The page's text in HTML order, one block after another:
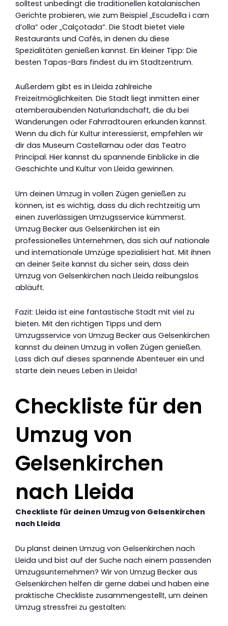
solltest unbedingt die traditionellen katalanischen
Gerichte probieren, wie zum Beispiel „Escudella i carn
d’olla“ oder „Calçotada“. Die Stadt bietet viele
Restaurants und Cafés, in denen du diese
Spezialitäten genießen kannst. Ein kleiner Tipp: Die
besten Tapas-Bars findest du im Stadtzentrum.
Außerdem gibt es in Lleida zahlreiche
Freizeitmöglichkeiten. Die Stadt liegt inmitten einer
atemberaubenden Naturlandschaft, die du bei
Wanderungen oder Fahrradtouren erkunden kannst.
Wenn du dich für Kultur interessierst, empfehlen wir
dir das Museum Castellarnau oder das Teatro
Principal. Hier kannst du spannende Einblicke in die
Geschichte und Kultur von Lleida gewinnen.
Um deinen Umzug in vollen Zügen genießen zu
können, ist es wichtig, dass du dich rechtzeitig um
einen zuverlässigen Umzugsservice kümmerst.
Umzug Becker aus Gelsenkirchen ist ein
professionelles Unternehmen, das sich auf nationale
und internationale Umzüge spezialisiert hat. Mit ihnen
an deiner Seite kannst du sicher sein, dass dein
Umzug von Gelsenkirchen nach Lleida reibungslos
abläuft.
Fazit: Lleida ist eine fantastische Stadt mit viel zu
bieten. Mit den richtigen Tipps und dem
Umzugsservice von Umzug Becker aus Gelsenkirchen
kannst du deinen Umzug in vollen Zügen genießen.
Lass dich auf dieses spannende Abenteuer ein und
starte dein neues Leben in Lleida!
Checkliste für den
Umzug von
Gelsenkirchen
nach Lleida
Checkliste für deinen Umzug von Gelsenkirchen
nach Lleida
Du planst deinen Umzug von Gelsenkirchen nach
Lleida und bist auf der Suche nach einem passenden
Umzugsunternehmen? Wir von Umzug Becker aus
Gelsenkirchen helfen dir gerne dabei und haben eine
praktische Checkliste zusammengestellt, um deinen
Umzug stressfrei zu gestalten: